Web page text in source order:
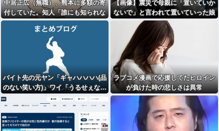
中居正広（無職）、熊本に多額の寄
付していた。知人「誰にも知られな
くてもいい、と公表してない」
【画像】震災で母親に「置いていか
ないで」と言われて置いていった娘
⇒！！
バイト先の元ヤン「ギャハハハハ(品
のない笑い方)」ワイ「うるせぇな…
どうせFランだろ…」ﾎﾞｿﾎﾞｿ
ラブコメ漫画で応援してたヒロイン
が負けた時の悲しさは異常